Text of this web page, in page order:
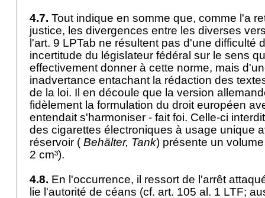
4.7. Tout indique en somme que, comme l'a
justice, les divergences entre les diverses
l'art. 9 LPTab ne résultent pas d'une difficulté
incertitude du législateur fédéral sur le sens
effectivement donner à cette norme, mais
inadvertance entachant la rédaction des
de la loi. Il en découle que la version
fidèlement la formulation du droit européen
entendait s'harmoniser - fait foi. Celle-ci
des cigarettes électroniques à usage unique
réservoir ( Behälter, Tank) présente un
2 cm³).
4.8. En l'occurrence, il ressort de l'arrêt
lie l'autorité de céans (cf. art. 105 al. 1 LTF;